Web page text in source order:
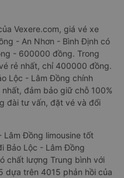
Vexere.com, giá vé xe
- An Nhơn - Bình Định có
- 600000 đồng. Trong
rẻ nhất, chỉ 400000 đồng.
Lộc - Lâm Đồng chính
đảm bảo giữ chỗ 100%
đài tư vấn, đặt vé và đổi
Lâm Đồng limousine tốt
Bảo Lộc - Lâm Đồng
chất lượng Trung bình với
dựa trên 4015 phản hồi của